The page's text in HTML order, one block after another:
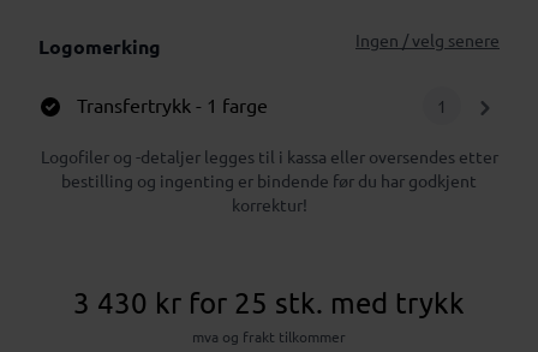
Logomerking Ingen / velg senere
Transfertrykk - 1 farge 1
Logofiler og -detaljer legges til i kassa eller oversendes etter
bestilling og ingenting er bindende før du har godkjent
korrektur!
3 430 kr for 25 stk. med trykk
mva og frakt tilkommer